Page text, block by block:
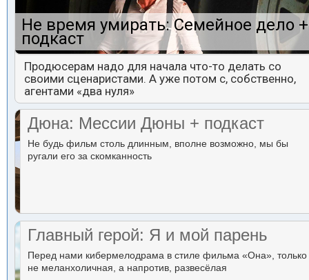
Не время умирать: Семейное дело +
подкаст
Продюсерам надо для начала что-то делать со
своими сценаристами. А уже потом с, собственно,
агентами «два нуля»
Дюна: Мессии Дюны + подкаст
Не будь фильм столь длинным, вполне возможно, мы бы
ругали его за скомканность
Главный герой: Я и мой парень
Перед нами кибермелодрама в стиле фильма «Она», только
не меланхоличная, а напротив, развесёлая